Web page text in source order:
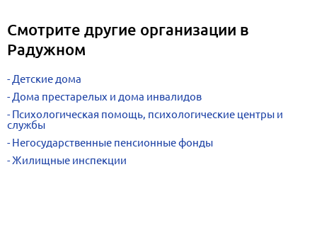
Смотрите другие организации в
Радужном
Детские дома
Дома престарелых и дома инвалидов
Психологическая помощь, психологические центры и
службы
Негосударственные пенсионные фонды
Жилищные инспекции